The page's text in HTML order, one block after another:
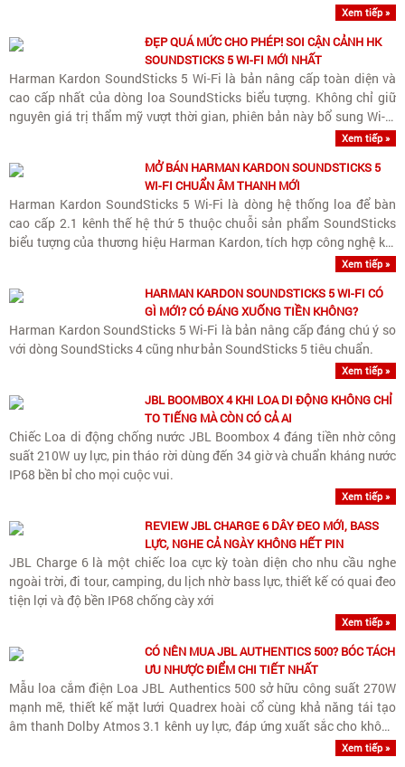
Xem tiếp »
ĐẸP QUÁ MỨC CHO PHÉP! SOI CẬN CẢNH HK
SOUNDSTICKS 5 WI-FI MỚI NHẤT
Harman Kardon SoundSticks 5 Wi-Fi là bản nâng cấp toàn diện và
cao cấp nhất của dòng loa SoundSticks biểu tượng. Không chỉ giữ
nguyên giá trị thẩm mỹ vượt thời gian, phiên bản này bổ sung Wi-Fi
Xem tiếp »
MỞ BÁN HARMAN KARDON SOUNDSTICKS 5
WI-FI CHUẨN ÂM THANH MỚI
Harman Kardon SoundSticks 5 Wi-Fi là dòng hệ thống loa để bàn
cao cấp 2.1 kênh thế hệ thứ 5 thuộc chuỗi sản phẩm SoundSticks
biểu tượng của thương hiệu Harman Kardon, tích hợp công nghệ kết
Xem tiếp »
HARMAN KARDON SOUNDSTICKS 5 WI-FI CÓ
GÌ MỚI? CÓ ĐÁNG XUỐNG TIỀN KHÔNG?
Harman Kardon SoundSticks 5 Wi-Fi là bản nâng cấp đáng chú ý so
với dòng SoundSticks 4 cũng như bản SoundSticks 5 tiêu chuẩn.
Xem tiếp »
JBL BOOMBOX 4 KHI LOA DI ĐỘNG KHÔNG CHỈ
TO TIẾNG MÀ CÒN CÓ CẢ AI
Chiếc Loa di động chống nước JBL Boombox 4 đáng tiền nhờ công
suất 210W uy lực, pin tháo rời dùng đến 34 giờ và chuẩn kháng nước
IP68 bền bỉ cho mọi cuộc vui.
Xem tiếp »
REVIEW JBL CHARGE 6 DÂY ĐEO MỚI, BASS
LỰC, NGHE CẢ NGÀY KHÔNG HẾT PIN
JBL Charge 6 là một chiếc loa cực kỳ toàn diện cho nhu cầu nghe
ngoài trời, đi tour, camping, du lịch nhờ bass lực, thiết kế có quai đeo
tiện lợi và độ bền IP68 chống cày xới
Xem tiếp »
CÓ NÊN MUA JBL AUTHENTICS 500? BÓC TÁCH
ƯU NHƯỢC ĐIỂM CHI TIẾT NHẤT
Mẫu loa cắm điện Loa JBL Authentics 500 sở hữu công suất 270W
mạnh mẽ, thiết kế mặt lưới Quadrex hoài cổ cùng khả năng tái tạo
âm thanh Dolby Atmos 3.1 kênh uy lực, đáp ứng xuất sắc cho không
Xem tiếp »